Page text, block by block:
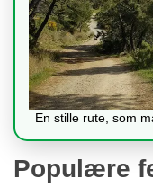
En stille rute, som
Populære